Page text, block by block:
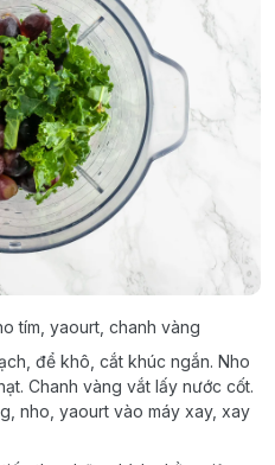
tím, yaourt, chanh vàng
để khô, cắt khúc ngắn. Nho
Chanh vàng vắt lấy nước cốt.
nho, yaourt vào máy xay, xay